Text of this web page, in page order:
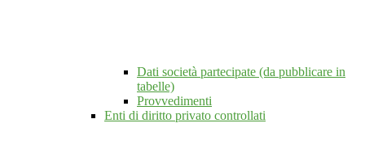
Dati società partecipate (da pubblicare in
tabelle)
Provvedimenti
Enti di diritto privato controllati